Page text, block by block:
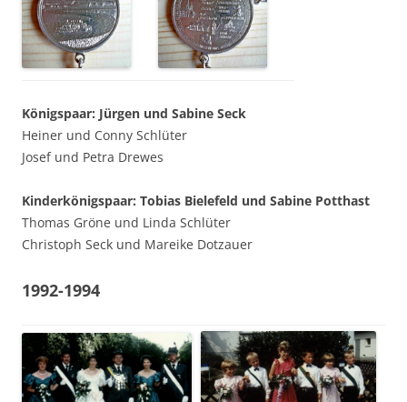
Königspaar: Jürgen und Sabine Seck
Heiner und Conny Schlüter
Josef und Petra Drewes
Kinderkönigspaar: Tobias Bielefeld und Sabine Potthast
Thomas Gröne und Linda Schlüter
Christoph Seck und Mareike Dotzauer
1992-1994